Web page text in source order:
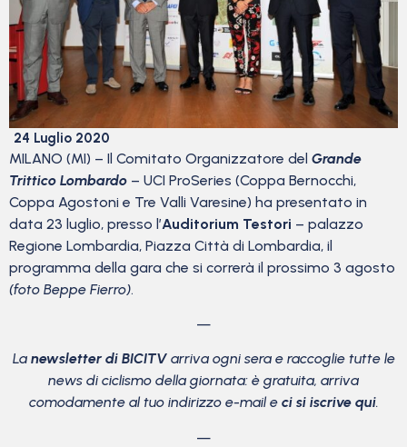
24 Luglio 2020
MILANO (MI) – Il Comitato Organizzatore del Grande
Trittico Lombardo – UCI ProSeries (Coppa Bernocchi,
Coppa Agostoni e Tre Valli Varesine) ha presentato in
data 23 luglio, presso l’Auditorium Testori – palazzo
Regione Lombardia, Piazza Città di Lombardia, il
programma della gara che si correrà il prossimo 3 agosto
(foto Beppe Fierro).
—
La newsletter di BICITVarriva ogni sera e raccoglie tutte le
news di ciclismo della giornata: è gratuita, arriva
comodamente al tuo indirizzo e-mail e ci si iscrive qui.
—